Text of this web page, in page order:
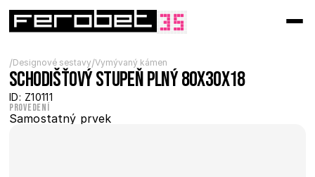
/Designové sestavy/Vymývaný kámen
Schodišťový stupeň plný 80x30x18
ID: Z10111
Provedení
Samostatný prvek